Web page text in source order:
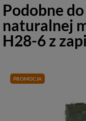
Podobne do
naturalnej
H28-6 z
PROMOCJA